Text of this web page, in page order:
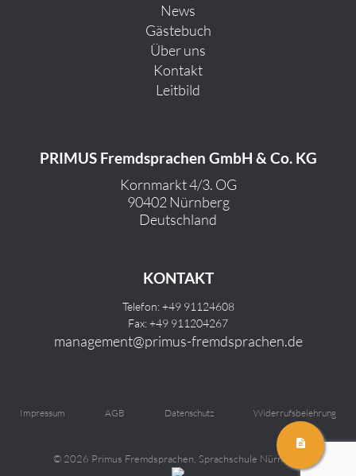
News
Gästebuch
Über uns
Kontakt
Leitbild
PRIMUS Fremdsprachen GmbH & Co. KG
Kornmarkt 4/3. OG
90402 Nürnberg
Deutschland
KONTAKT
Telefon: +49 91124608
Fax: +49 911204267
management@primus-fremdsprachen.de
Impressum AGB Datenschutz Widerrufsbelehrung
© 2026 Primus Fremdsprachen, Sprachschule Nürnberg